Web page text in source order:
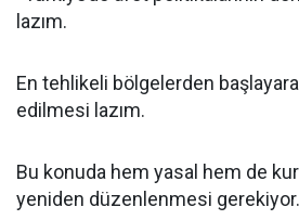
lazım.
En tehlikeli bölgelerden
edilmesi lazım.
Bu konuda hem yasal hem de
yeniden düzenlenmesi gerekiyor.